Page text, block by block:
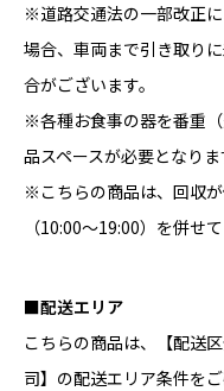
※道路交通法の一部改正
場合、車両まで引き取り
合がございます。
※各種お食事の器を番重
品スペースが必要となりま
※こちらの商品は、回収
（10:00～19:00）を併せ
■配送エリア
こちらの商品は、
【配送
司】 の配送エリア条件を